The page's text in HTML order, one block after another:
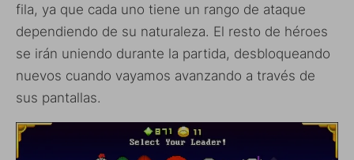
fila, ya que cada uno tiene un rango de ataque
dependiendo de su naturaleza. El resto de héroes
se irán uniendo durante la partida, desbloqueando
nuevos cuando vayamos avanzando a través de
sus pantallas.